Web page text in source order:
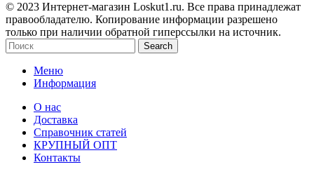
© 2023 Интернет-магазин Loskut1.ru. Все права принадлежат
правообладателю. Копирование информации разрешено
только при наличии обратной гиперссылки на источник.
Search
Меню
Информация
О нас
Доставка
Справочник статей
КРУПНЫЙ ОПТ
Контакты